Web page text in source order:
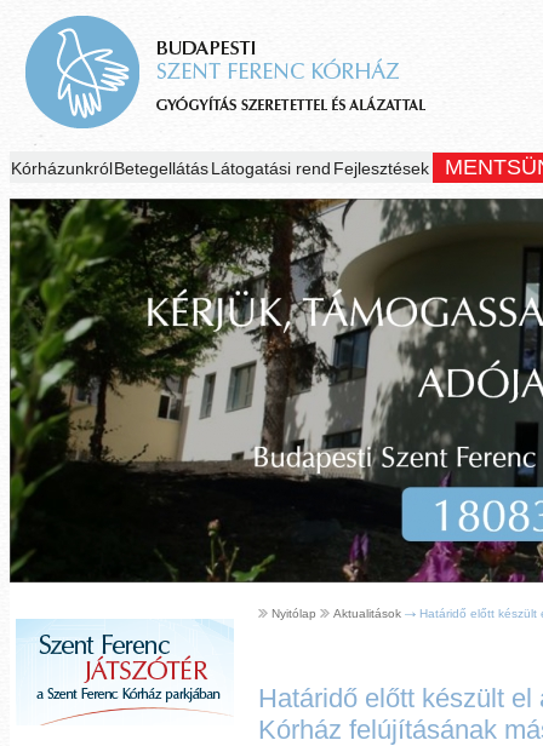
KórházunkrólBetegellátásLátogatási rend Fejlesztések
Nyitólap Aktualitások Határidő előtt készült
Határidő előtt készült
Kórház felújításának